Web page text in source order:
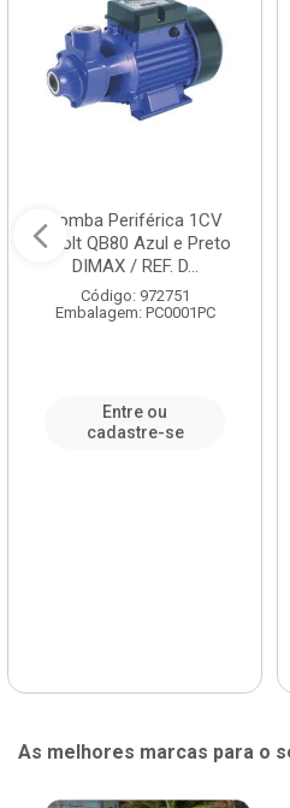
Bomba Periférica 1CV
Bivolt QB80 Azul e Preto
DIMAX / REF. D...
Código: 972751
Embalagem: PC0001PC
Entre ou
cadastre-se
As melhores marcas para o